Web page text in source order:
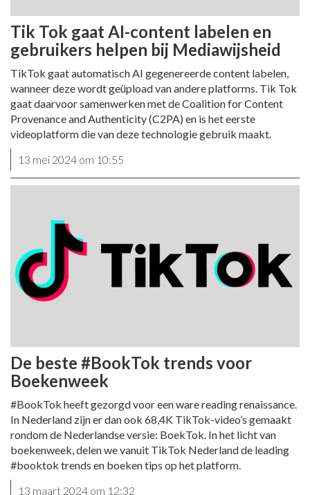
Tik Tok gaat AI-content labelen en
gebruikers helpen bij Mediawijsheid
TikTok gaat automatisch AI gegenereerde content labelen,
wanneer deze wordt geüpload van andere platforms. Tik Tok
gaat daarvoor samenwerken met de Coalition for Content
Provenance and Authenticity (C2PA) en is het eerste
videoplatform die van deze technologie gebruik maakt.
13 mei 2024 om 10:55
De beste #BookTok trends voor
Boekenweek
#BookTok heeft gezorgd voor een ware reading renaissance.
In Nederland zijn er dan ook 68,4K TikTok-video’s gemaakt
rondom de Nederlandse versie: BoekTok. In het licht van
boekenweek, delen we vanuit TikTok Nederland de leading
#booktok trends en boeken tips op het platform.
13 maart 2024 om 12:32